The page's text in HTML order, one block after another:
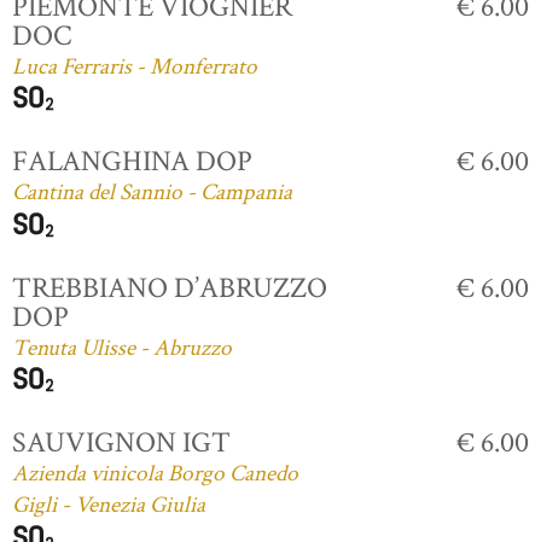
DOC
Luca Ferraris - Monferrato
FALANGHINA DOP
Cantina del Sannio - Campania
€ 6.00
TREBBIANO D’ABRUZZO
DOP
Tenuta Ulisse - Abruzzo
€ 6.00
SAUVIGNON IGT
Azienda vinicola Borgo Canedo
Gigli - Venezia Giulia
€ 6.00